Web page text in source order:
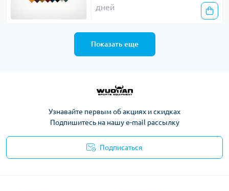
дней
Показать еще
Узнавайте первым об акциях и скидках
Подпишитесь на нашу e-mail рассылку
Подписаться